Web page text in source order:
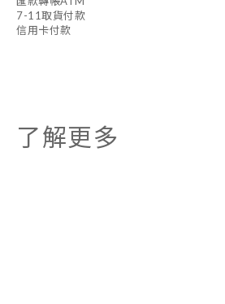
7-11取貨付款
信用卡付款
了解更多